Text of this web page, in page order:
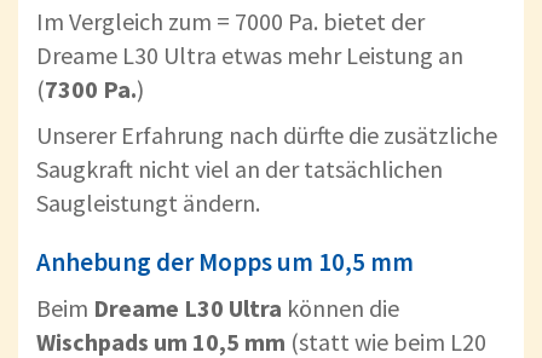
Im Vergleich zum = 7000 Pa. bietet der
Dreame L30 Ultra etwas mehr Leistung an
(7300 Pa.)
Unserer Erfahrung nach dürfte die zusätzliche
Saugkraft nicht viel an der tatsächlichen
Saugleistungt ändern.
Anhebung der Mopps um 10,5 mm
Beim Dreame L30 Ultra können die
Wischpads um 10,5 mm (statt wie beim L20